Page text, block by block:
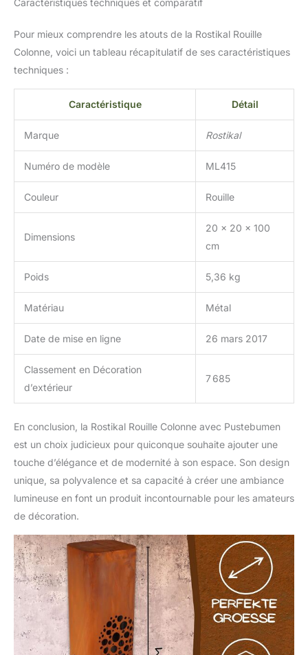
Caractéristiques techniques et comparatif
Pour mieux comprendre les atouts de la Rostikal Rouille
Colonne, voici un tableau récapitulatif de ses caractéristiques
techniques :
Caractéristique Détail
Marque Rostikal
Numéro de modèle ML415
Couleur Rouille
Dimensions
20 x 20 x 100
cm
Poids 5,36 kg
Matériau Métal
Date de mise en ligne 26 mars 2017
Classement en Décoration
d’extérieur
7 685
En conclusion, la Rostikal Rouille Colonne avec Pustebumen
est un choix judicieux pour quiconque souhaite ajouter une
touche d’élégance et de modernité à son espace. Son design
unique, sa polyvalence et sa capacité à créer une ambiance
lumineuse en font un produit incontournable pour les amateurs
de décoration.